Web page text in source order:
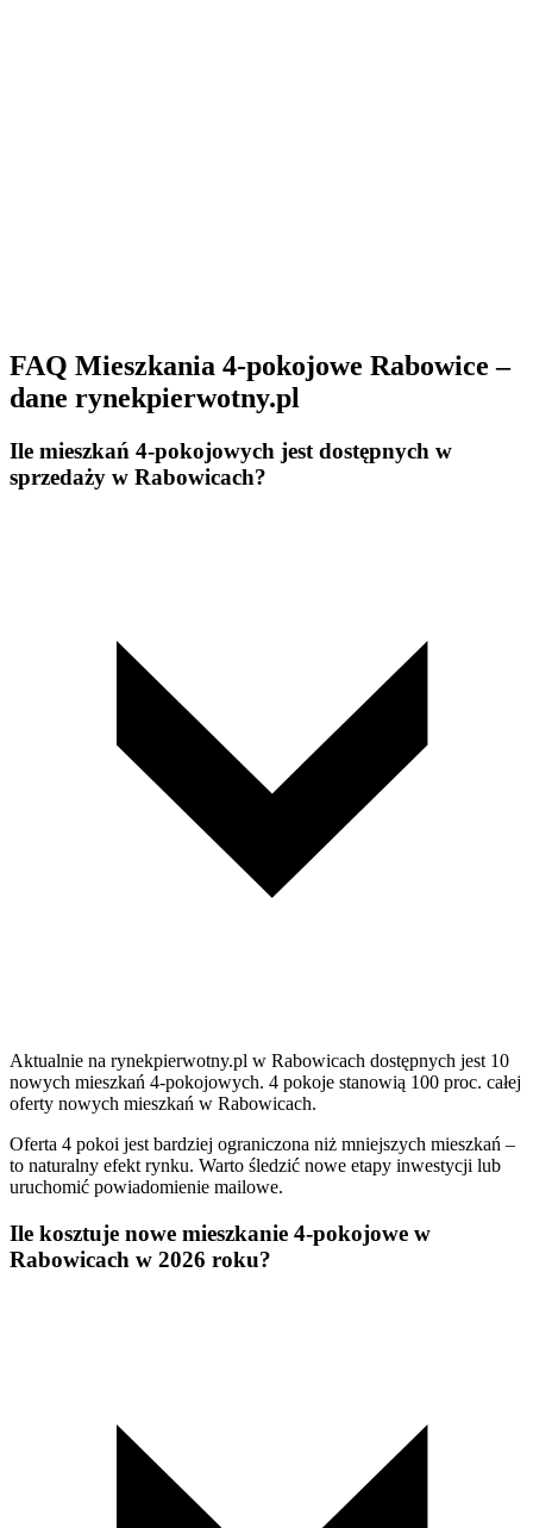
FAQ Mieszkania 4-pokojowe Rabowice –
dane rynekpierwotny.pl
Ile mieszkań 4-pokojowych jest dostępnych w
sprzedaży w Rabowicach?
Aktualnie na rynekpierwotny.pl w Rabowicach dostępnych jest 10
nowych mieszkań 4-pokojowych. 4 pokoje stanowią 100 proc. całej
oferty nowych mieszkań w Rabowicach.
Oferta 4 pokoi jest bardziej ograniczona niż mniejszych mieszkań –
to naturalny efekt rynku. Warto śledzić nowe etapy inwestycji lub
uruchomić powiadomienie mailowe.
Ile kosztuje nowe mieszkanie 4-pokojowe w
Rabowicach w 2026 roku?